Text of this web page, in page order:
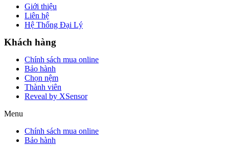
Giới thiệu
Liên hệ
Hệ Thống Đại Lý
Khách hàng
Chính sách mua online
Bảo hành
Chọn nệm
Thành viên
Reveal by XSensor
Menu
Chính sách mua online
Bảo hành